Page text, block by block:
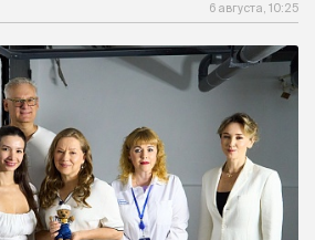
6 августа, 10:25